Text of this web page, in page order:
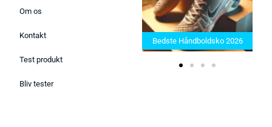
Om os
Kontakt
Test produkt
Bliv tester
Bedste Saunatæppe 2025 –
Find de bedste produkter her!
Bedste Håndboldsko 2026